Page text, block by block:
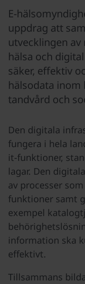
E-
uppdrag att
utvecklingen
hälsa och
säker, effektiv
hälsodata inom
tandvård och
Den digitala
fungera i hela
it-funktioner,
lagar. Den
av processer
funktioner samt
exempel
information ska
effektivt.
Tillsammans